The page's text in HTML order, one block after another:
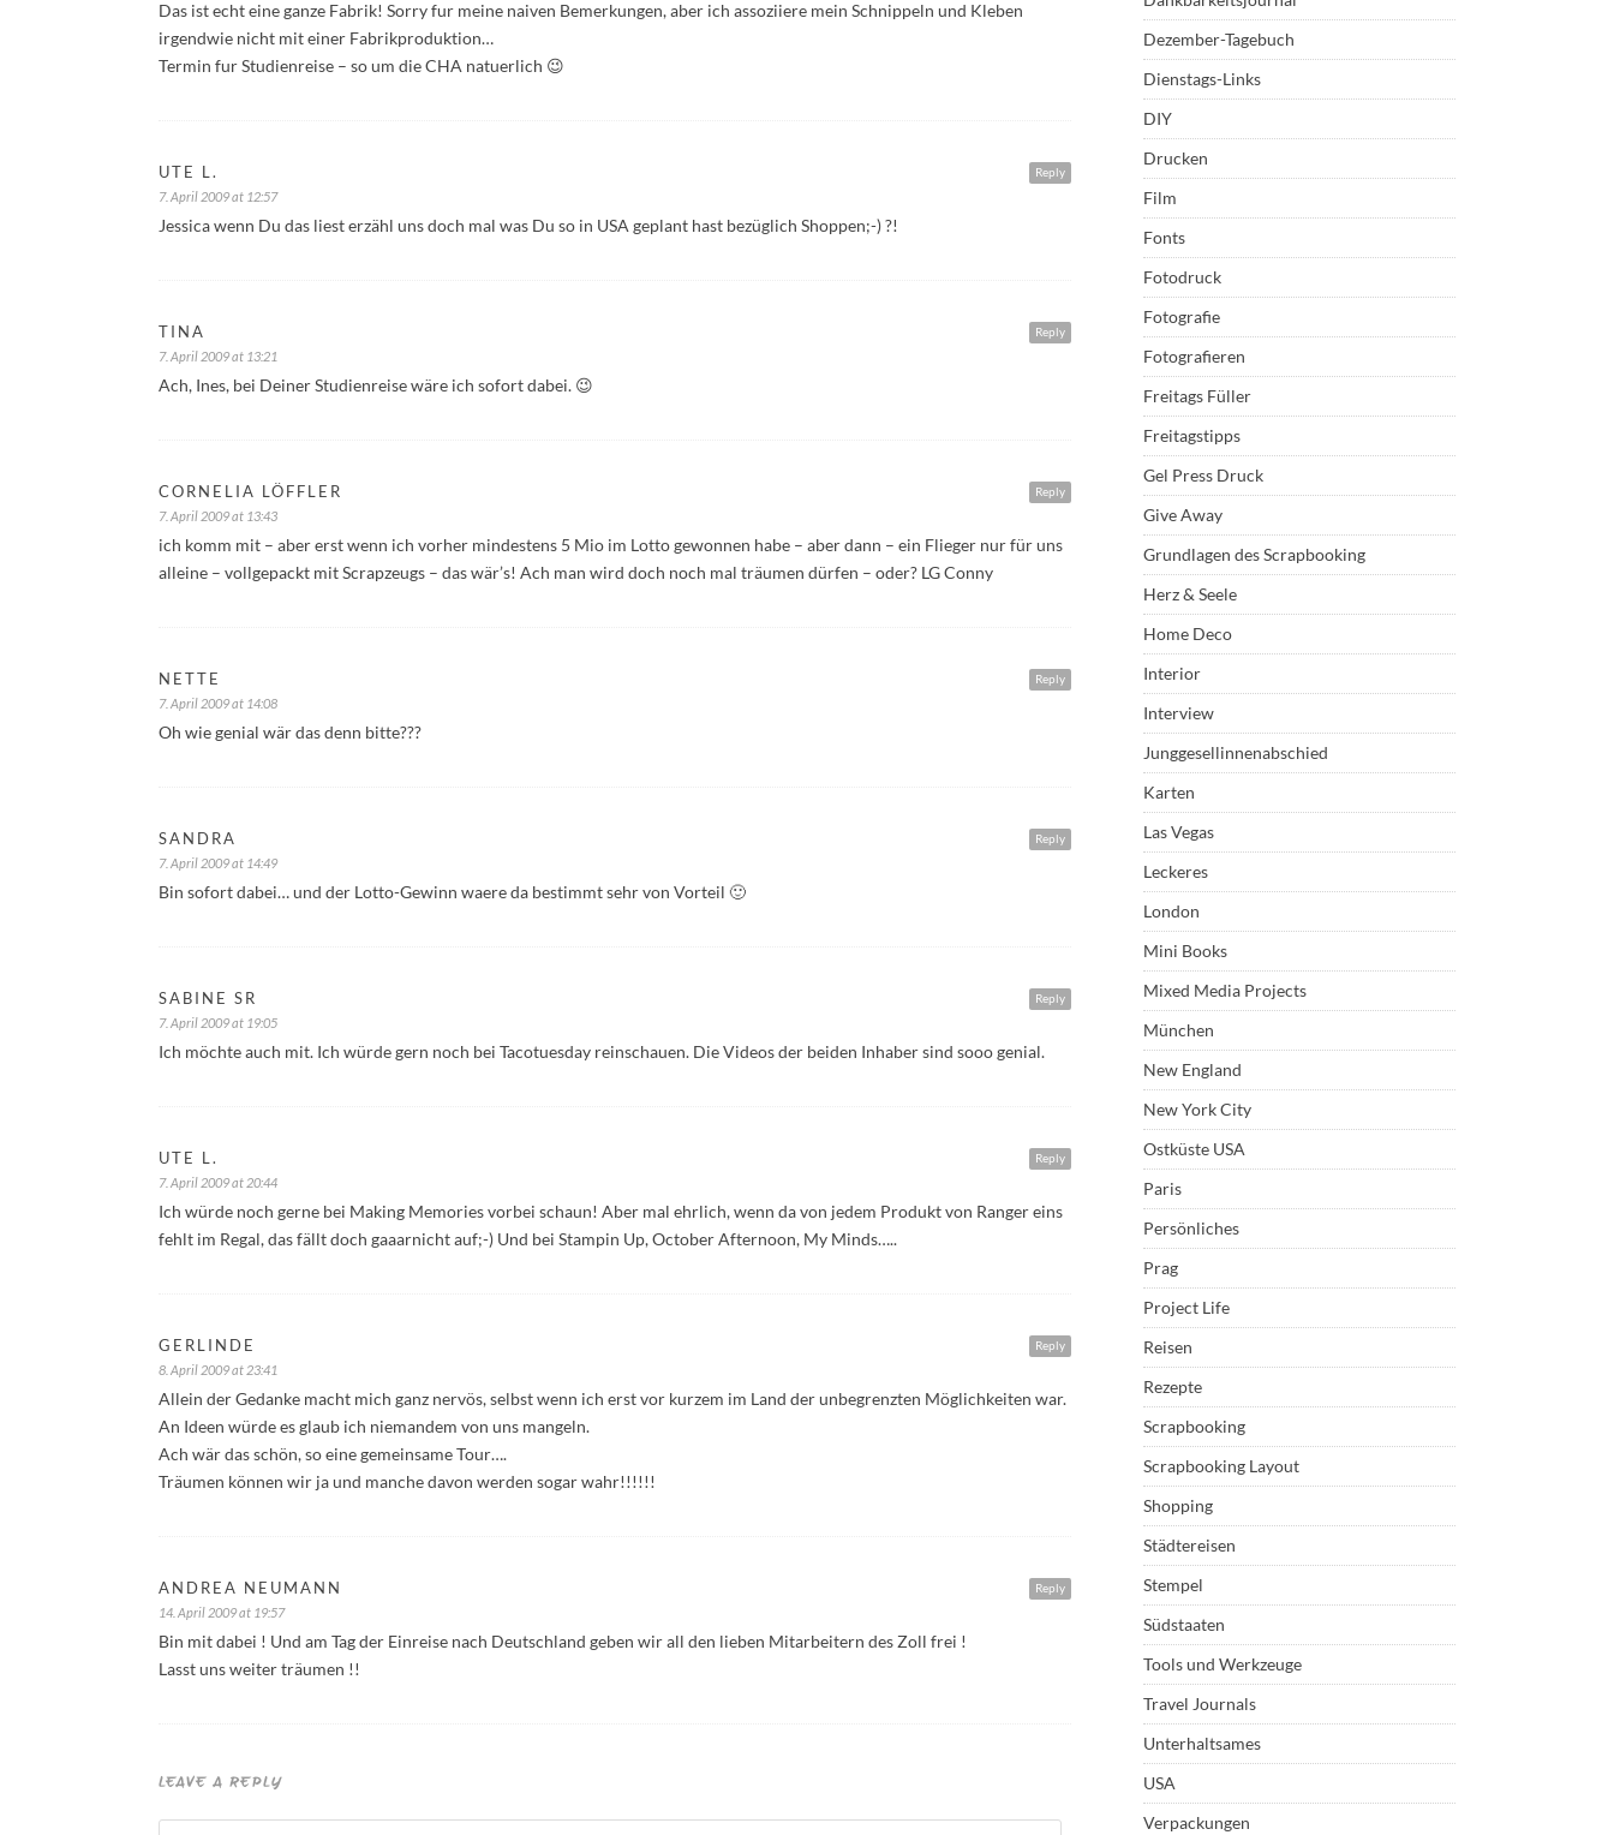
Das ist echt eine ganze Fabrik! Sorry fur meine naiven Bemerkungen, aber ich assoziiere mein Schnippeln und Kleben
irgendwie nicht mit einer Fabrikproduktion…
Termin fur Studienreise – so um die CHA natuerlich 😉
Reply
UTE L.
7. April 2009 at 12:57
Jessica wenn Du das liest erzähl uns doch mal was Du so in USA geplant hast bezüglich Shoppen;-) ?!
Reply
TINA
7. April 2009 at 13:21
Ach, Ines, bei Deiner Studienreise wäre ich sofort dabei. 😉
Reply
CORNELIA LÖFFLER
7. April 2009 at 13:43
ich komm mit – aber erst wenn ich vorher mindestens 5 Mio im Lotto gewonnen habe – aber dann – ein Flieger nur für uns
alleine – vollgepackt mit Scrapzeugs – das wär’s! Ach man wird doch noch mal träumen dürfen – oder? LG Conny
Reply
NETTE
7. April 2009 at 14:08
Oh wie genial wär das denn bitte???
Reply
SANDRA
7. April 2009 at 14:49
Bin sofort dabei… und der Lotto-Gewinn waere da bestimmt sehr von Vorteil 🙂
Reply
SABINE SR
7. April 2009 at 19:05
Ich möchte auch mit. Ich würde gern noch bei Tacotuesday reinschauen. Die Videos der beiden Inhaber sind sooo genial.
Reply
UTE L.
7. April 2009 at 20:44
Ich würde noch gerne bei Making Memories vorbei schaun! Aber mal ehrlich, wenn da von jedem Produkt von Ranger eins
fehlt im Regal, das fällt doch gaaarnicht auf;-) Und bei Stampin Up, October Afternoon, My Minds…..
Reply
GERLINDE
8. April 2009 at 23:41
Allein der Gedanke macht mich ganz nervös, selbst wenn ich erst vor kurzem im Land der unbegrenzten Möglichkeiten war.
An Ideen würde es glaub ich niemandem von uns mangeln.
Ach wär das schön, so eine gemeinsame Tour….
Träumen können wir ja und manche davon werden sogar wahr!!!!!!
Reply
ANDREA NEUMANN
14. April 2009 at 19:57
Bin mit dabei ! Und am Tag der Einreise nach Deutschland geben wir all den lieben Mitarbeitern des Zoll frei !
Lasst uns weiter träumen !!
LEAVE A REPLY
Dezember-Tagebuch
Dienstags-Links
DIY
Drucken
Film
Fonts
Fotodruck
Fotografie
Fotografieren
Freitags Füller
Freitagstipps
Gel Press Druck
Give Away
Grundlagen des Scrapbooking
Herz & Seele
Home Deco
Interior
Interview
Junggesellinnenabschied
Karten
Las Vegas
Leckeres
London
Mini Books
Mixed Media Projects
München
New England
New York City
Ostküste USA
Paris
Persönliches
Prag
Project Life
Reisen
Rezepte
Scrapbooking
Scrapbooking Layout
Shopping
Städtereisen
Stempel
Südstaaten
Tools und Werkzeuge
Travel Journals
Unterhaltsames
USA
Verpackungen